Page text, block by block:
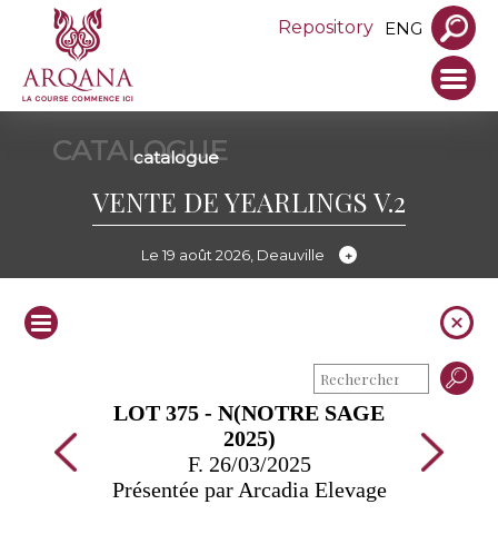
Repository ENG
CATALOGUE
catalogue
VENTE DE YEARLINGS V.2
Le 19 août 2026, Deauville
LOT 375 - N(NOTRE SAGE
2025)
F. 26/03/2025
Présentée par Arcadia Elevage